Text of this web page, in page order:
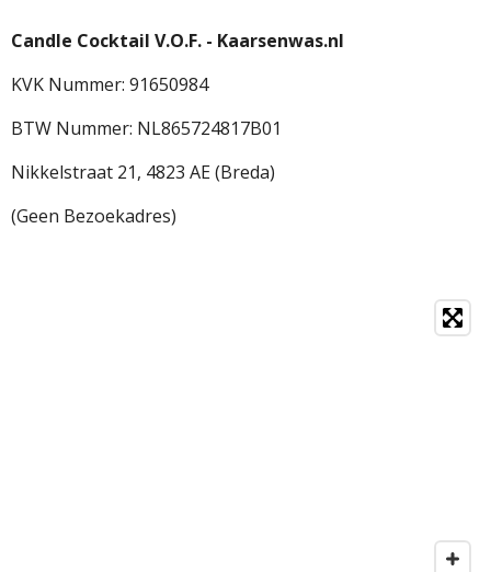
Candle Cocktail V.O.F. - Kaarsenwas.nl
KVK Nummer: 91650984
BTW Nummer: NL865724817B01
Nikkelstraat 21, 4823 AE (Breda)
(Geen Bezoekadres)